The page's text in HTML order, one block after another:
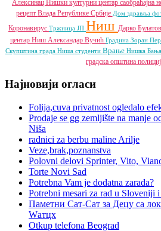
Алексинац Нишки културни центар саобраћајна
рецепт Влада Републике Србије Дом здравља
Коронавирус Тржница ЈП Ниш Дарко
центар Ниш Александар Вучић Градина Зоран
Скупштина града Ниша студенти Врање Нишка Бања
градска општина
Најновији огласи
Folija,cuva privatnost ogledalo
Prodaje se gg zemljište na manje
Niša
radnici za berbu maline Arilje
Veze,brak,poznanstva
Polovni delovi Sprinter, Vito,
Torte Novi Sad
Potrebna Vam je dodatna zarada?
Potrebni mesari za rad u Sloveniji
Паметни Сат-Сат за Децу са
Wатцх
Otkup telefona Beograd